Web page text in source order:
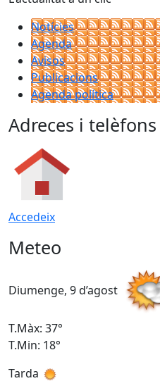
Notícies
Agenda
Avisos
Publicacions
Agenda política
Adreces i telèfons
Accedeix
Meteo
Diumenge, 9 d’agost
T.Màx: 37°
T.Min: 18°
Tarda